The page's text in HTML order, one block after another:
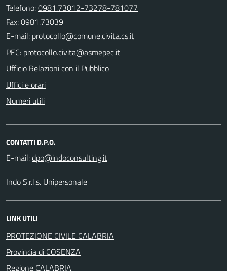
Telefono:0981.73012-73278-781077
Fax: 0981.73039
E-mail:
PEC:
Ufficio Relazioni con il Pubblico
Uffici e orari
Numeri utili
CONTATTI D.P.O.
E-mail:
Indo S.r.l.s. Unipersonale
LINK UTILI
PROTEZIONE CIVILE CALABRIA
Provincia di COSENZA
Regione CALABRIA